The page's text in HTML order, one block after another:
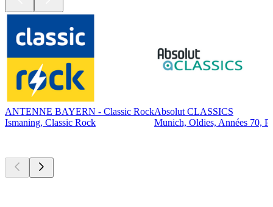
ANTENNE BAYERN - Classic Rock
Ismaning, Classic Rock
Absolut CLASSICS
Munich, Oldies, Années 70,